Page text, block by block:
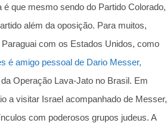
que mesmo sendo do Partido Colorado,
além da oposição. Para muitos,
com os Estados Unidos, como
é amigo pessoal de Dario Messer,
Operação Lava-Jato no Brasil. Em
a visitar Israel acompanhado de Messer,
com poderosos grupos judeus. A